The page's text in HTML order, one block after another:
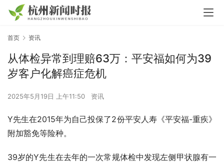
首页 资讯
从体检异常到理赔63万：平安福如何为39
岁客户化解癌症危机
2025年5月19日 上午11:50 资讯
Y先生在2015年为自己投保了2份平安人寿《平安福-重疾》
附加豁免等险种。
39岁的Y先生在去年的一次常规体检中发现左侧甲状腺有一